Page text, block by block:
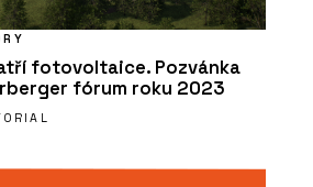
fotovoltaice. Pozvánka
fórum roku 2023